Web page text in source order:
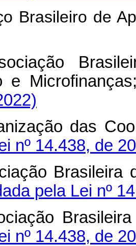
Brasileiro de
e
das
nº 14.438, de
pela Lei nº
nº 14.438, de